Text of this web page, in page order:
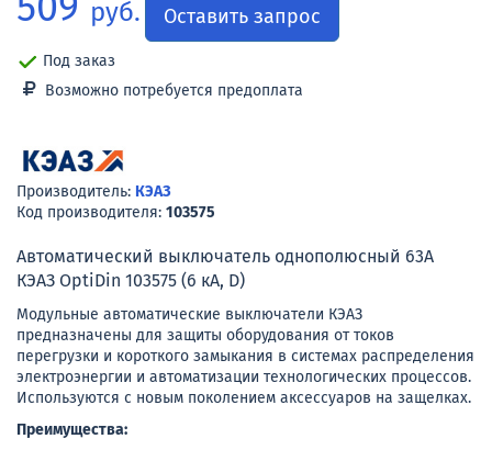
руб. Оставить запрос
Под заказ
Возможно потребуется предоплата
Производитель: КЭАЗ
Код производителя: 103575
Автоматический выключатель однополюсный 63А
КЭАЗ OptiDin 103575 (6 кА, D)
Модульные автоматические выключатели КЭАЗ
предназначены для защиты оборудования от токов
перегрузки и короткого замыкания в системах распределения
электроэнергии и автоматизации технологических процессов.
Используются с новым поколением аксессуаров на защелках.
Преимущества: